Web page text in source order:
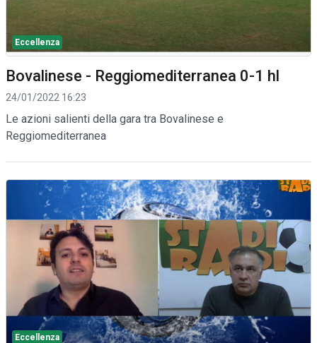
Eccellenza
Bovalinese - Reggiomediterranea 0-1 hl
24/01/2022 16:23
Le azioni salienti della gara tra Bovalinese e
Reggiomediterranea
Eccellenza